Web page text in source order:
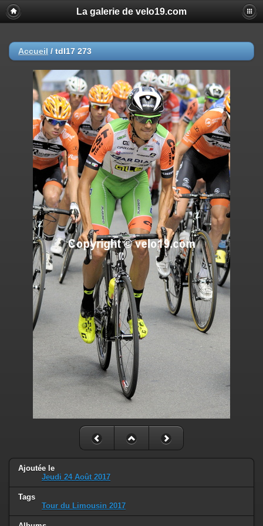
La galerie de velo19.com
Accueil / tdl17 273
Ajoutée le
Jeudi 24 Août 2017
Tags
Tour du Limousin 2017